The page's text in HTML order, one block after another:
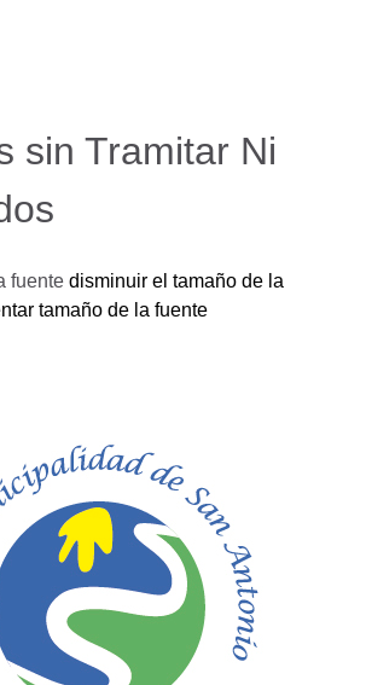
sin Tramitar Ni
fuente disminuir el tamaño de la
tamaño de la fuente